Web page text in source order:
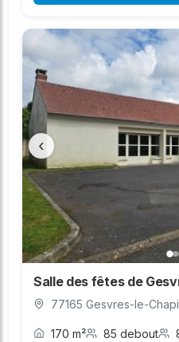
‹
Salle des fêtes de
77165 Gesvres-le-
170 m² 85 debout